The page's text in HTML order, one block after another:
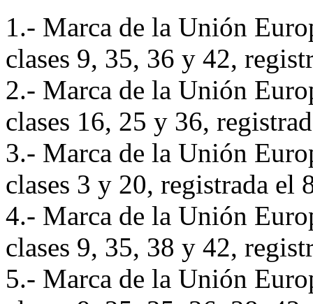
1.- Marca de la Unión
clases 9, 35, 36 y 42,
2.- Marca de la Unión
clases 16, 25 y 36,
3.- Marca de la Unión
clases 3 y 20, registrada el
4.- Marca de la Unión
clases 9, 35, 38 y 42,
5.- Marca de la Unión